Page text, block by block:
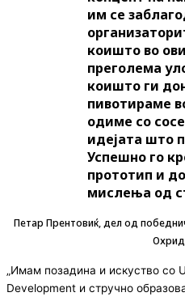
им се
коишто во
преголема
коишто ги
пивотираме
одиме со
идејата што
Успешно го
прототип и
мислења од
Петар Прентовиќ, дел од
„Имам позадина и искуство со
Development и стручно